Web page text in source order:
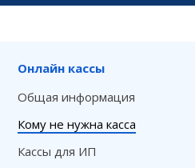
Онлайн кассы
Общая информация
Кому не нужна касса
Кассы для ИП